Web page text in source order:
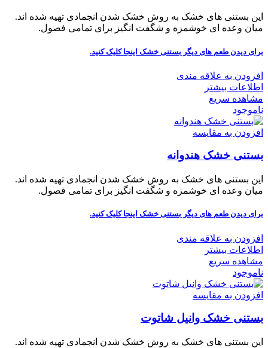
این بستنی های خشک به روش خشک شدن انجمادی تهیه شده اند.
میان وعده ای خوشمزه و شگفت انگیز برای تمامی فصول.
برای دیدن طعم های دیگر بستنی خشک اینجا کلیککنید.
افزودن به علاقه مندی
اطلاعات بیشتر
مشاهده سریع
ناموجود
افزودن به مقایسه
بستنی خشک هندوانه
این بستنی های خشک به روش خشک شدن انجمادی تهیه شده اند.
میان وعده ای خوشمزه و شگفت انگیز برای تمامی فصول.
برای دیدن طعم های دیگر بستنی خشک اینجا کلیککنید.
افزودن به علاقه مندی
اطلاعات بیشتر
مشاهده سریع
ناموجود
افزودن به مقایسه
بستنی خشک وانیل شاتوت
این بستنی های خشک به روش خشک شدن انجمادی تهیه شده اند.